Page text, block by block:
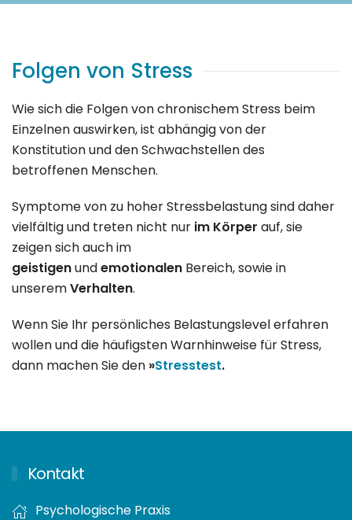
Folgen von Stress
Wie sich die Folgen von chronischem Stress beim
Einzelnen auswirken, ist abhängig von der
Konstitution und den Schwachstellen des
betroffenen Menschen.
Symptome von zu hoher Stressbelastung sind daher
vielfältig und treten nicht nur im Körper auf, sie
zeigen sich auch im
geistigenundemotionalen Bereich, sowie in
unseremVerhalten.
Wenn Sie Ihr persönliches Belastungslevel erfahren
wollen und die häufigsten Warnhinweise für Stress,
dann machen Sie den »Stresstest.
Kontakt
Psychologische Praxis